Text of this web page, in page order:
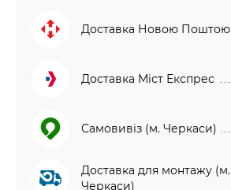
Доставка Новою Поштою
Доставка Міст Експрес
Самовивіз (м. Черкаси)
Доставка для монтажу (м.
Черкаси)